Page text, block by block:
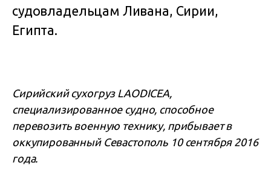
судовладельцам Ливана, Сирии,
Египта.
Сирийский сухогруз LAODICEA,
специализированное судно, способное
перевозить военную технику, прибывает в
оккупированный Севастополь 10 сентября 2016
года.